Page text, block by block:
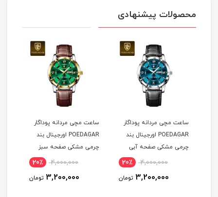
محصولات پیشنهادی
ساعت مچی مردانه پوداگار
POEDAGAR اورجينال بند
چرمی مشکی صفحه آبی
نسخه اروپايی4,000,000 20٪
3,200,000 تومان
ساعت مچی مردانه پوداگار
POEDAGAR اورجينال بند
چرمی مشکی صفحه سبز
نسخه اروپايی4,000,000 20٪
3,200,000 تومان